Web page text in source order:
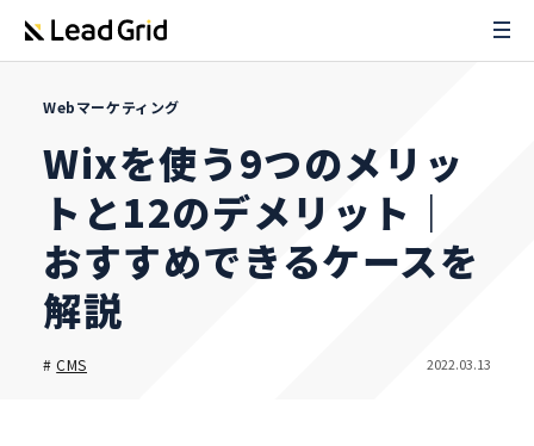
Webマーケティング
Wixを使う9つのメリッ
トと12のデメリット｜
おすすめできるケースを
解説
#CMS 2022.03.13